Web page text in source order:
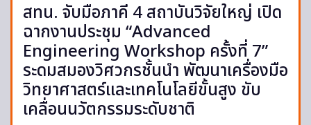
สทน. จับมือภาคี 4 สถาบันวิจัยใหญ่ เปิด
ฉากงานประชุม “Advanced
Engineering Workshop ครั้งที่ 7”
ระดมสมองวิศวกรชั้นนำ พัฒนาเครื่องมือ
วิทยาศาสตร์และเทคโนโลยีขั้นสูง ขับ
เคลื่อนนวัตกรรมระดับชาติ